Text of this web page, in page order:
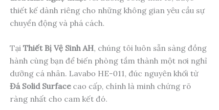
thiết kế dành riêng cho những không gian yêu cầu sự
chuyển động và phá cách.
Tại Thiết Bị Vệ Sinh AH, chúng tôi luôn sẵn sàng đồng
hành cùng bạn để biến phòng tắm thành một nơi nghỉ
dưỡng cá nhân. Lavabo HE-011, đúc nguyên khối từ
Đá Solid Surfacecao cấp, chính là minh chứng rõ
ràng nhất cho cam kết đó.